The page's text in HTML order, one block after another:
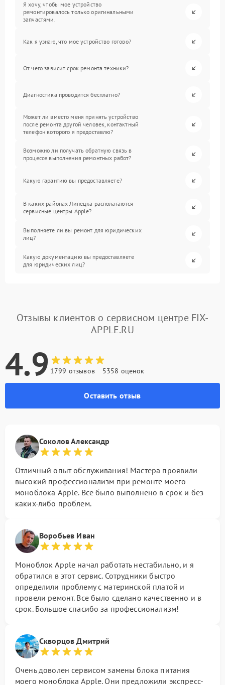
Я хочу, чтобы мое устройство
ремонтировалось только оригинальными
запчастями.
Как я узнаю, что мое устройство готово?
От чего зависит срок ремонта техники?
Диагностика проводится бесплатно?
Может ли вместо меня принять устройство
после ремонта другой человек, контактный
телефон которого я предоставлю?
Возможно ли получать обратную связь в
процессе выполнения ремонтных работ?
Какую гарантию вы предоставляете?
В каких районах Липецка располагаются
сервисные центры Apple?
Выполняете ли вы ремонт для юридических
лиц?
Какую документацию вы предоставляете
для юридических лиц?
Отзывы клиентов о сервисном центре FIX-
APPLE.RU
4.9 1799 отзывов 5358 оценок
Оставить отзыв
Соколов Александр
Отличный опыт обслуживания! Мастера проявили
высокий профессионализм при ремонте моего
моноблока Apple. Все было выполнено в срок и без
каких-либо проблем.
Воробьев Иван
Моноблок Apple начал работать нестабильно, и я
обратился в этот сервис. Сотрудники быстро
определили проблему с материнской платой и
провели ремонт. Все было сделано качественно и в
срок. Большое спасибо за профессионализм!
Скворцов Дмитрий
Очень доволен сервисом замены блока питания
моего моноблока Apple. Они предложили экспресс-